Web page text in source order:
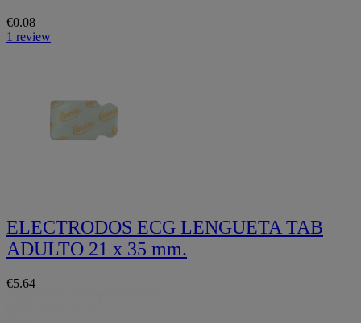
€0.08
1 review
ELECTRODOS ECG LENGUETA TAB
ADULTO 21 x 35 mm.
€5.64